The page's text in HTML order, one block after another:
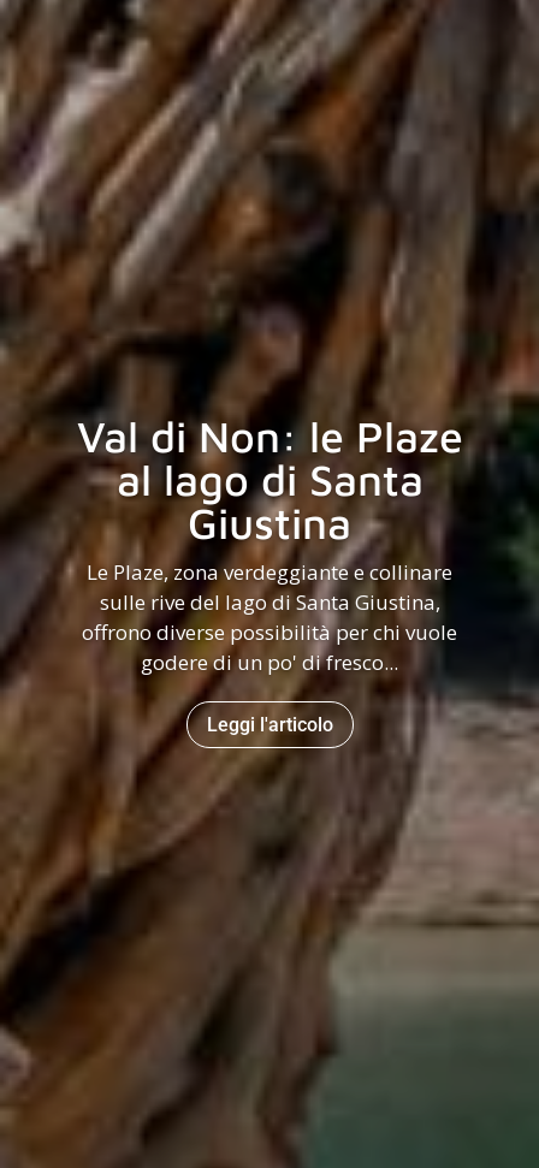
Val di Non: le Plaze
al lago di Santa
Giustina
Le Plaze, zona verdeggiante e collinare
sulle rive del lago di Santa Giustina,
offrono diverse possibilità per chi vuole
godere di un po' di fresco...
Leggi l'articolo